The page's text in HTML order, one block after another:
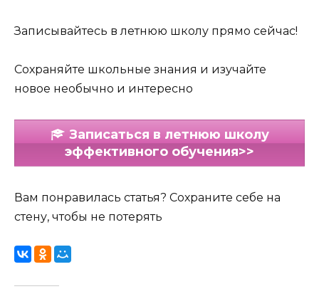
Записывайтесь в летнюю школу прямо сейчас!
Сохраняйте школьные знания и изучайте
новое необычно и интересно
Записаться в летнюю школу
эффективного обучения>>
Вам понравилась статья? Сохраните себе на
стену, чтобы не потерять